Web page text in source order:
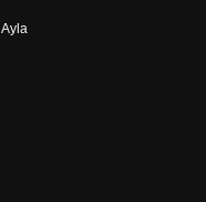
Ayla